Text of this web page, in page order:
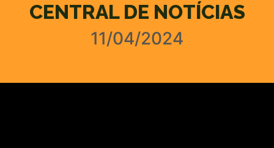
CENTRAL DE NOTÍCIAS
11/04/2024